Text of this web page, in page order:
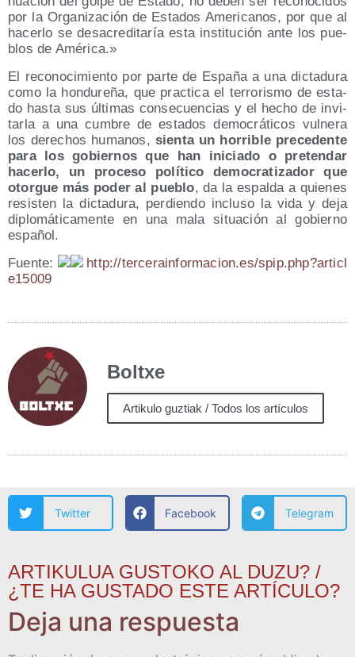
por la Orga­ni­za­ción de Esta­dos Ame­ri­ca­nos, por que al
hacer­lo se des­acre­di­ta­ría esta ins­ti­tu­ción ante los pue­
blos de América.»
El reco­no­ci­mien­to por par­te de Espa­ña a una dic­ta­du­ra
como la hon­du­re­ña, que prac­ti­ca el terro­ris­mo de esta­
do has­ta sus últi­mas con­se­cuen­cias y el hecho de invi­
tar­la a una cum­bre de esta­dos demo­crá­ti­cos vul­ne­ra
los dere­chos huma­nos, sien­ta un horri­ble pre­ce­den­te
para los gobier­nos que han ini­cia­do o pre­ten­dar
hacer­lo, un pro­ce­so polí­ti­co demo­cra­ti­za­dor que
otor­gue más poder al pue­blo, da la espal­da a quie­nes
resis­ten la dic­ta­du­ra, per­dien­do inclu­so la vida y deja
diplo­má­ti­ca­men­te en una mala situa­ción al gobierno
español.
Fuen­te:
http://​ter​ce​rain​for​ma​cion​.es/​s​p​i​p​.​p​h​p​?​a​r​t​i​c​l​
e​1​5​009
Boltxe
Artikulo guztiak / Todos los artículos
Twitter Facebook Telegram
ARTIKULUA GUSTOKO AL DUZU? /
¿TE HA GUSTADO ESTE ARTÍCULO?
Deja una respuesta